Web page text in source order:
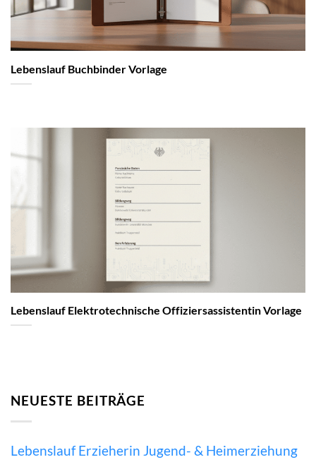
Lebenslauf Buchbinder Vorlage
Lebenslauf Elektrotechnische Offiziersassistentin Vorlage
NEUESTE BEITRÄGE
Lebenslauf Erzieherin Jugend- & Heimerziehung